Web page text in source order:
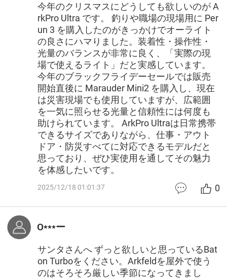
今年のクリスマスにどうしても欲しいのが A
rkPro Ultra です。 釣りや職場の現場用に Per
un 3 を購入したのがきっかけでオーライト
の良さにハマりました。装着性・操作性・
光量のバランスが非常に良く、「実際の現
場で使えるライト」だと実感しています。
今年のブラックフライデーセールでは販売
開始直後に Marauder Mini2 を購入し、現在
は災害現場でも使用していますが、広範囲
を一気に照らせる光量と信頼性には何度も
助けられています。 ArkPro Ultraは日常携帯
できるサイズでありながら、仕事・アウト
ドア・防災すべてに対応できるモデルだと
思っており、ぜひ実使用を通してその魅力
を体感したいです。
2025/12/18 01:01:37 0
O***ー
サンタさんへ ずっと欲しいと思っているBat
on Turboをください。Arkfeldを屋外で使う
のはそろそろ厳しい季節になってきまし